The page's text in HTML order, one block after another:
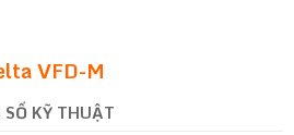
VFD-M
SỐ KỸ THUẬT